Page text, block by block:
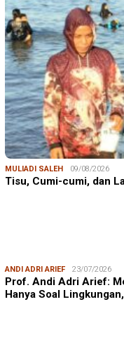
MULIADI SALEH 09/08/2026
Tisu, Cumi-cumi, dan
ANDI ADRI ARIEF 23/07/2026
Prof. Andi Adri Arief:
Hanya Soal